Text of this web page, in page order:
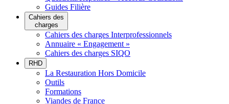
Guides Filière
Cahiers des
charges
Cahiers des charges Interprofessionnels
Annuaire « Engagement »
Cahiers des charges SIQO
RHD
La Restauration Hors Domicile
Outils
Formations
Viandes de France